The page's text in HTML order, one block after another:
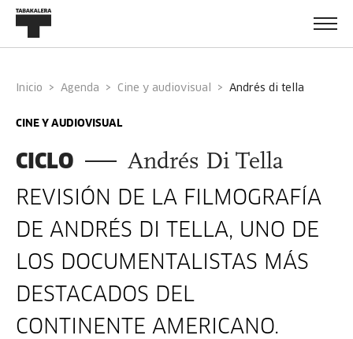
Inicio Agenda Cine y audiovisual andrés di tella
CINE Y AUDIOVISUAL
CICLO Andrés Di Tella
REVISIÓN DE LA FILMOGRAFÍA
DE ANDRÉS DI TELLA, UNO DE
LOS DOCUMENTALISTAS MÁS
DESTACADOS DEL
CONTINENTE AMERICANO.